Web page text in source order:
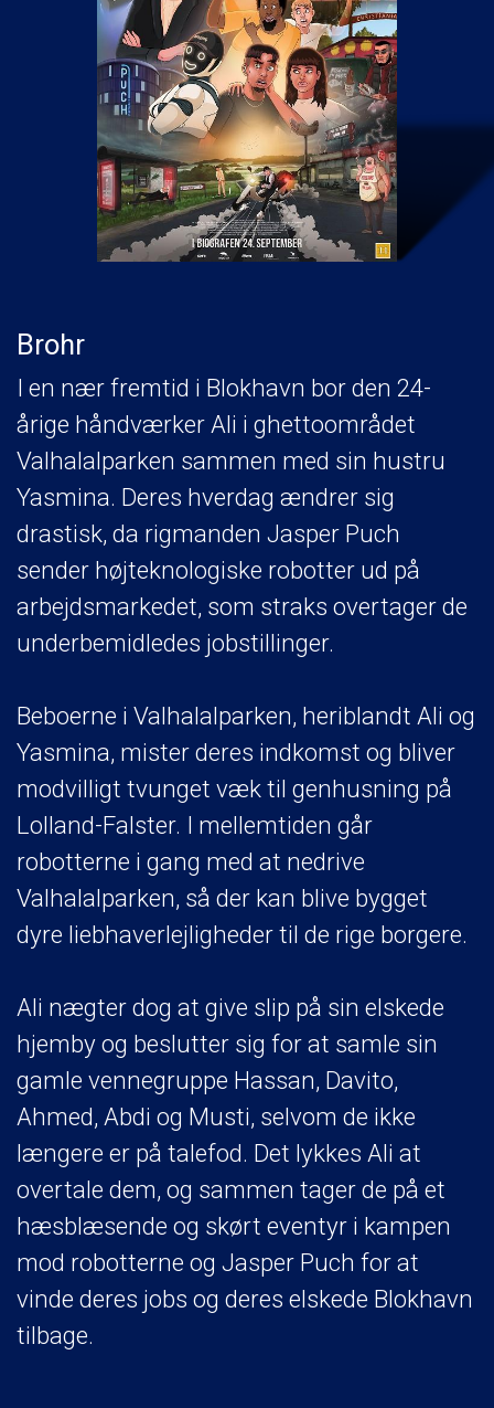
Brohr
I en nær fremtid i Blokhavn bor den 24-
årige håndværker Ali i ghettoområdet
Valhalalparken sammen med sin hustru
Yasmina. Deres hverdag ændrer sig
drastisk, da rigmanden Jasper Puch
sender højteknologiske robotter ud på
arbejdsmarkedet, som straks overtager de
underbemidledes jobstillinger.
Beboerne i Valhalalparken, heriblandt Ali og
Yasmina, mister deres indkomst og bliver
modvilligt tvunget væk til genhusning på
Lolland-Falster. I mellemtiden går
robotterne i gang med at nedrive
Valhalalparken, så der kan blive bygget
dyre liebhaverlejligheder til de rige borgere.
Ali nægter dog at give slip på sin elskede
hjemby og beslutter sig for at samle sin
gamle vennegruppe Hassan, Davito,
Ahmed, Abdi og Musti, selvom de ikke
længere er på talefod. Det lykkes Ali at
overtale dem, og sammen tager de på et
hæsblæsende og skørt eventyr i kampen
mod robotterne og Jasper Puch for at
vinde deres jobs og deres elskede Blokhavn
tilbage.